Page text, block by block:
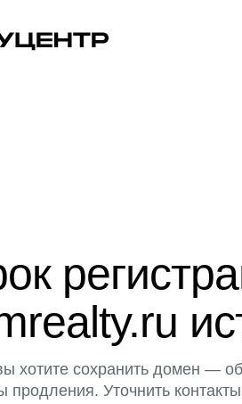
хотите сохранить домен —
продления. Уточнить